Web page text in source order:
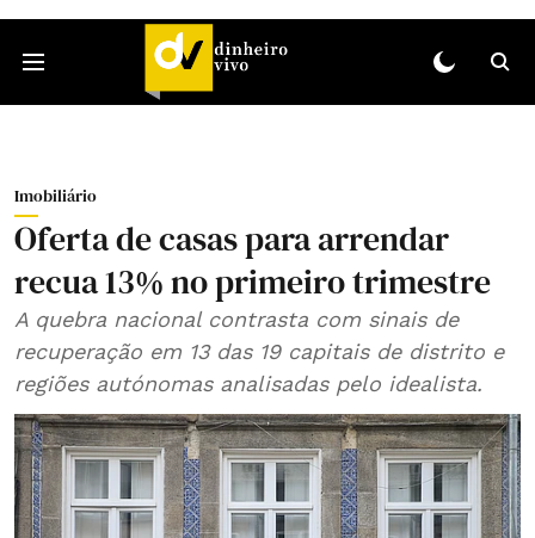
Imobiliário
Oferta de casas para arrendar
recua 13% no primeiro trimestre
A quebra nacional contrasta com sinais de
recuperação em 13 das 19 capitais de distrito e
regiões autónomas analisadas pelo idealista.